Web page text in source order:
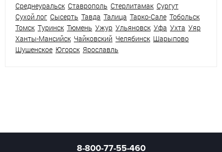
Среднеуральск Ставрополь Стерлитамак Сургут
Сухой лог Сысерть Тавда Талица Тарко-Сале Тобольск
Томск Туринск Тюмень Ужур Ульяновск Уфа Ухта Уяр
Ханты-Мансийск Чайковский Челябинск Шарыпово
Шушенское Югорск Ярославль
8-800-77-55-460